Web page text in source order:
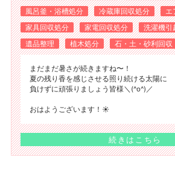
風呂釜・浴槽処分
冷蔵庫回収処分
エ
家具回収処分
家電回収処分
洗濯機引
遺品整理
植木処分 石・土・砂利回収
まだまだ暑さが続きますね〜！
夏の残り香を感じさせる照り続ける太陽に
負けずに頑張りましょう皆様＼(^o^)／
おはようございます！☀️
続きはこちら